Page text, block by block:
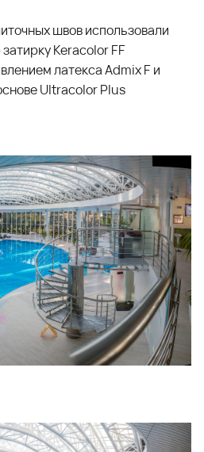
швов использовали
Keracolor FF
латексаAdmix Fи
Ultracolor Plus